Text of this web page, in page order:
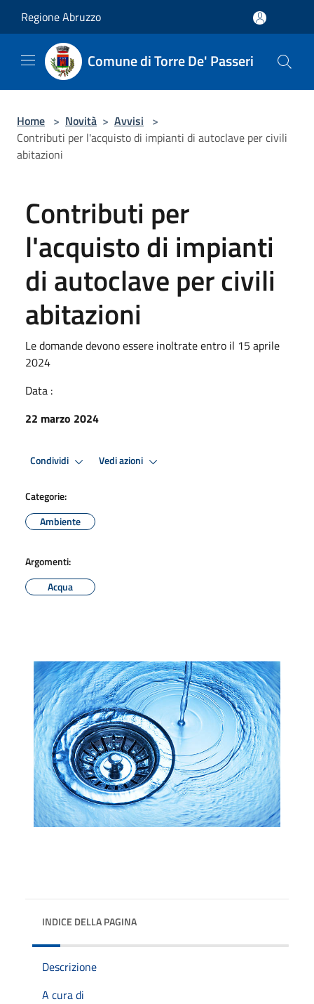
Regione Abruzzo
Comune di Torre De' Passeri
Home > Novità > Avvisi >
Contributi per l'acquisto di impianti di autoclave per civili
abitazioni
Contributi per
l'acquisto di impianti
di autoclave per civili
abitazioni
Le domande devono essere inoltrate entro il 15 aprile
2024
Data :
22 marzo 2024
Condividi Vedi azioni
Categorie:
Ambiente
Argomenti:
Acqua
INDICE DELLA PAGINA
Descrizione
A cura di